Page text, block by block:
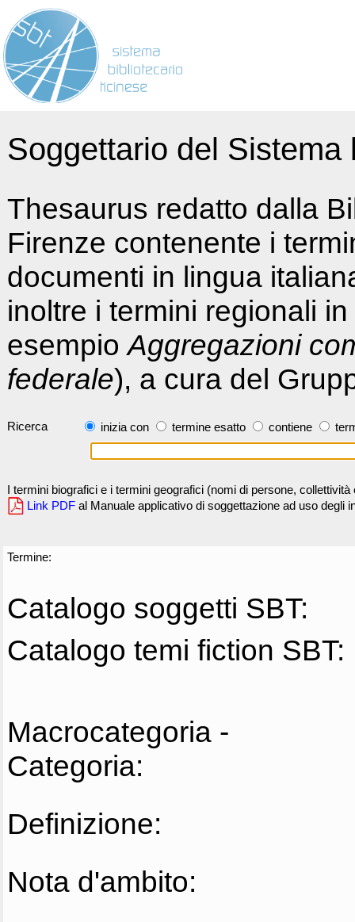
Soggettario del
Thesaurus redatto dalla
Firenze contenente i
documenti in lingua
inoltre i termini regionali
esempioAggregazioni
federale), a cura del
Ricerca inizia con termine esatto contiene
I termini biografici e i termini geografici (nomi di persone,
Link PDF al Manuale applicativo di soggettazione ad uso degli
Termine:
Catalogo soggetti SBT:
Catalogo temi fiction SBT:
Macrocategoria -
Categoria:
Definizione:
Nota d'ambito: